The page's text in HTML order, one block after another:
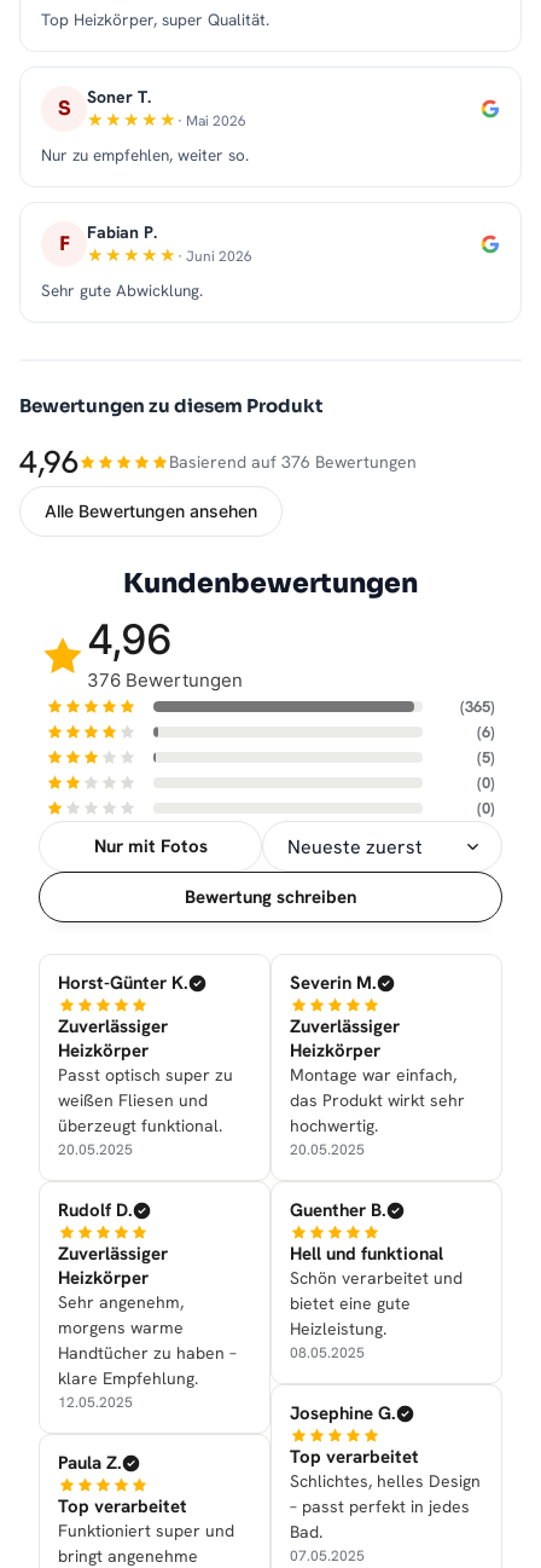
Top Heizkörper, super Qualität.
S Soner T.
· Mai 2026
Nur zu empfehlen, weiter so.
F Fabian P.
· Juni 2026
Sehr gute Abwicklung.
Bewertungen zu diesem Produkt
4,96 Basierend auf 376 Bewertungen
Alle Bewertungen ansehen
Kundenbewertungen
4,96
376 Bewertungen
(365)
(6)
(5)
(0)
(0)
Nur mit Fotos
Sortierung
Bewertung schreiben
Horst-Günter K.
Zuverlässiger
Heizkörper
Passt optisch super zu
weißen Fliesen und
überzeugt funktional.
20.05.2025
Rudolf D.
Zuverlässiger
Heizkörper
Sehr angenehm,
morgens warme
Handtücher zu haben –
klare Empfehlung.
12.05.2025
Paula Z.
Top verarbeitet
Funktioniert super und
bringt angenehme
Severin M.
Zuverlässiger
Heizkörper
Montage war einfach,
das Produkt wirkt sehr
hochwertig.
20.05.2025
Guenther B.
Hell und funktional
Schön verarbeitet und
bietet eine gute
Heizleistung.
08.05.2025
Josephine G.
Top verarbeitet
Schlichtes, helles Design
– passt perfekt in jedes
Bad.
07.05.2025